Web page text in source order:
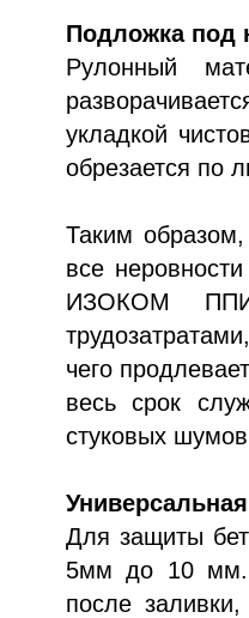
Подложка под
Рулонный
укладкой
обрезается по
Таким
все
ИЗОКОМ
чего
весь срок
стуковых
Для защиты
5мм до 10 мм.
после